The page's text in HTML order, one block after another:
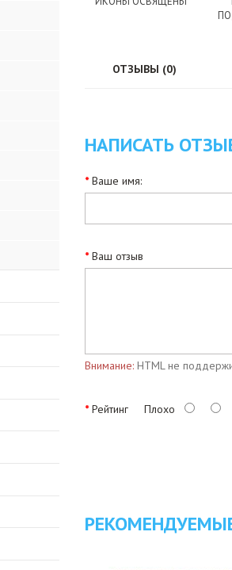
ОТЗЫВЫ (0)
НАПИСАТЬ
Ваше имя:
Ваш отзыв
Внимание:HTML не
РейтингПлохо